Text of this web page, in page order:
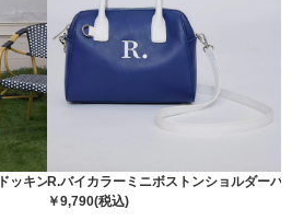
ッキングロングワンピース
R.バイカラーミニボストンショルダーバ
￥9,790(税込)